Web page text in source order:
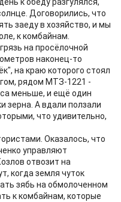
Договорились, что
заеду в хозяйство, и мы
к комбайнам.
на просёлочной
наконец-то
на краю которого стоял
рядом МТЗ-1221 -
меньше, и ещё один
зерна. А вдали ползали
что удивительно,
Оказалось, что
управляют
отвозит на
когда земля чуток
зябь на обмолоченном
к комбайнам, которые